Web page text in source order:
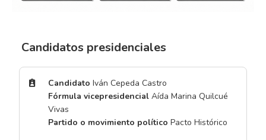
Candidatos presidenciales
Candidato Iván Cepeda Castro
Fórmula vicepresidencial Aída Marina Quilcué
Vivas
Partido o movimiento político Pacto Histórico